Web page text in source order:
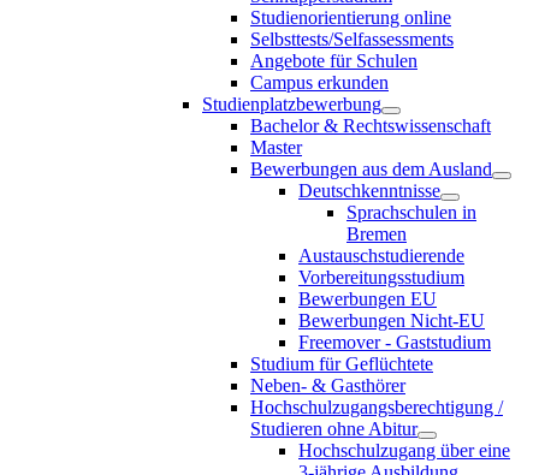
Studienorientierung online
Selbsttests/Selfassessments
Angebote für Schulen
Campus erkunden
Studienplatzbewerbung
Bachelor & Rechtswissenschaft
Master
Bewerbungen aus dem Ausland
Deutschkenntnisse
Sprachschulen in
Bremen
Austauschstudierende
Vorbereitungsstudium
Bewerbungen EU
Bewerbungen Nicht-EU
Freemover - Gaststudium
Studium für Geflüchtete
Neben- & Gasthörer
Hochschulzugangsberechtigung /
Studieren ohne Abitur
Hochschulzugang über eine